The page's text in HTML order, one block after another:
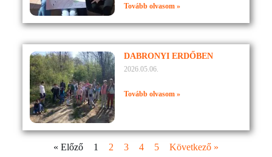
Tovább olvasom »
DABRONYI ERDŐBEN
2026.05.06.
Tovább olvasom »
« Előző 1 2 3 4 5 Következő »